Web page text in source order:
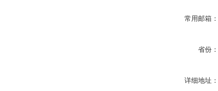
常用邮箱：
省份：
详细地址：